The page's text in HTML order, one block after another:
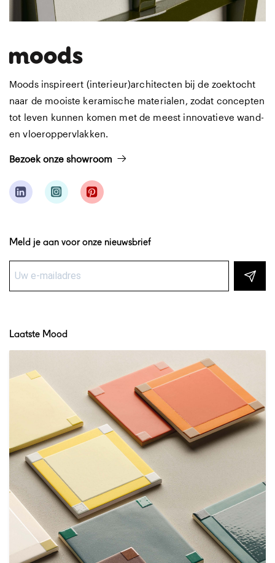
Moods inspireert (interieur)architecten bij de zoektocht
naar de mooiste keramische materialen, zodat concepten
tot leven kunnen komen met de meest innovatieve wand-
en vloeroppervlakken.
Bezoek onze showroom
Meld je aan voor onze nieuwsbrief
Laatste Mood